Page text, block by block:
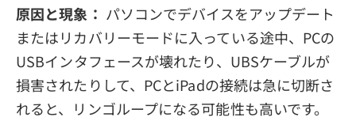
原因と現象： パソコンでデバイスをアップデート
またはリカバリーモードに入っている途中、PCの
USBインタフェースが壊れたり、UBSケーブルが
損害されたりして、PCとiPadの接続は急に切断さ
れると、リンゴループになる可能性も高いです。